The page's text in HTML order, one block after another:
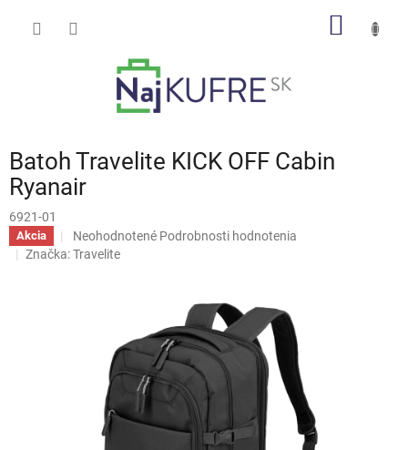
Batoh Travelite KICK OFF Cabin
Ryanair
6921-01
Akcia
Priemerné
hodnotenie
hviezdičiek.
Neohodnotené Podrobnosti hodnotenia
Značka:Travelite